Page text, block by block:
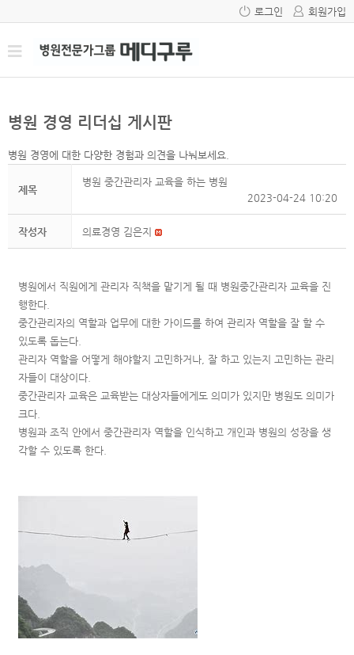
로그인 회원가입
병원 경영 리더십 게시판
병원 경영에 대한 다양한 경험과 의견을 나눠보세요.
제목
병원 중간관리자 교육을 하는 병원
2023-04-24 10:20
작성자 의료경영 김은지
병원에서 직원에게 관리자 직책을 맡기게 될 때 병원중간관리자 교육을 진
행한다.
중간관리자의 역할과 업무에 대한 가이드를 하여 관리자 역할을 잘 할 수
있도록 돕는다.
관리자 역할을 어떻게 해야할지 고민하거나, 잘 하고 있는지 고민하는 관리
자들이 대상이다.
중간관리자 교육은 교육받는 대상자들에게도 의미가 있지만 병원도 의미가
크다.
병원과 조직 안에서 중간관리자 역할을 인식하고 개인과 병원의 성장을 생
각할 수 있도록 한다.